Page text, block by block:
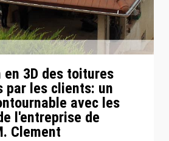
3D des toitures
par les clients: un
avec les
l'entreprise de
Clement